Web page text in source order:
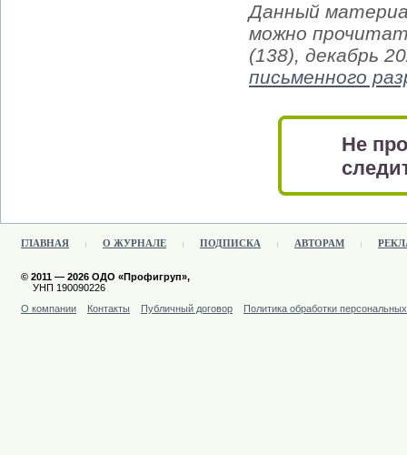
Данный
можно
(138), декабрь
письменного
Не
ГЛАВНАЯ О ЖУРНАЛЕ ПОДПИСКА АВТОРАМ
© 2011 — 2026 ОДО «Профигруп»,
УНП 190090226
О компании
Контакты Публичный договор Политика обработки